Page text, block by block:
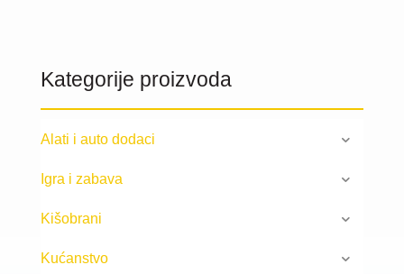
Kategorije proizvoda
Alati i auto dodaci
Igra i zabava
Kišobrani
Kućanstvo